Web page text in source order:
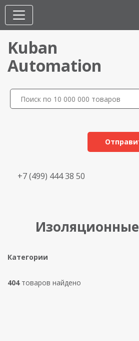
Kuban
Automation
+7 (499) 444 38 50
Категории
404товаров найдено